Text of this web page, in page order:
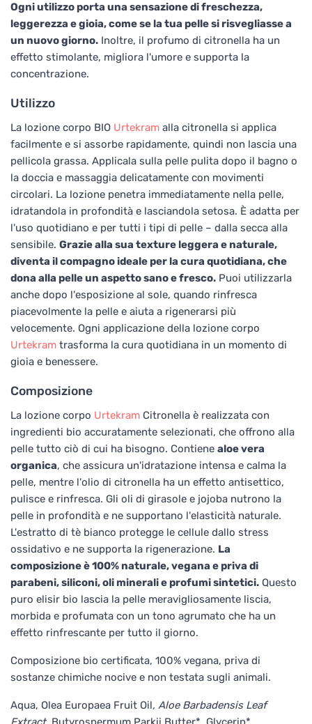
Ogni utilizzo porta una sensazione di freschezza,
leggerezza e gioia, come se la tua pelle si risvegliasse a
un nuovo giorno. Inoltre, il profumo di citronella ha un
effetto stimolante, migliora l'umore e supporta la
concentrazione.
Utilizzo
La lozione corpo BIO Urtekram alla citronella si applica
facilmente e si assorbe rapidamente, quindi non lascia una
pellicola grassa. Applicala sulla pelle pulita dopo il bagno o
la doccia e massaggia delicatamente con movimenti
circolari. La lozione penetra immediatamente nella pelle,
idratandola in profondità e lasciandola setosa. È adatta per
l'uso quotidiano e per tutti i tipi di pelle – dalla secca alla
sensibile. Grazie alla sua texture leggera e naturale,
diventa il compagno ideale per la cura quotidiana, che
dona alla pelle un aspetto sano e fresco. Puoi utilizzarla
anche dopo l'esposizione al sole, quando rinfresca
piacevolmente la pelle e aiuta a rigenerarsi più
velocemente. Ogni applicazione della lozione corpo
Urtekram trasforma la cura quotidiana in un momento di
gioia e benessere.
Composizione
La lozione corpo Urtekram Citronella è realizzata con
ingredienti bio accuratamente selezionati, che offrono alla
pelle tutto ciò di cui ha bisogno. Contiene aloe vera
organica, che assicura un'idratazione intensa e calma la
pelle, mentre l'olio di citronella ha un effetto antisettico,
pulisce e rinfresca. Gli oli di girasole e jojoba nutrono la
pelle in profondità e ne supportano l'elasticità naturale.
L'estratto di tè bianco protegge le cellule dallo stress
ossidativo e ne supporta la rigenerazione. La
composizione è 100% naturale, vegana e priva di
parabeni, siliconi, oli minerali e profumi sintetici. Questo
puro elisir bio lascia la pelle meravigliosamente liscia,
morbida e profumata con un tono agrumato che ha un
effetto rinfrescante per tutto il giorno.
Composizione bio certificata, 100% vegana, priva di
sostanze chimiche nocive e non testata sugli animali.
Aqua, Olea Europaea Fruit Oil, Aloe Barbadensis Leaf